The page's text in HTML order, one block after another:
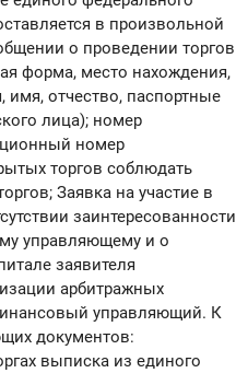
в произвольной
о проведении торгов
форма, место нахождения,
отчество, паспортные
лица); номер
номер
торгов соблюдать
Заявка на участие в
заинтересованности
управляющему и о
заявителя
арбитражных
управляющий. К
документов:
выписка из единого